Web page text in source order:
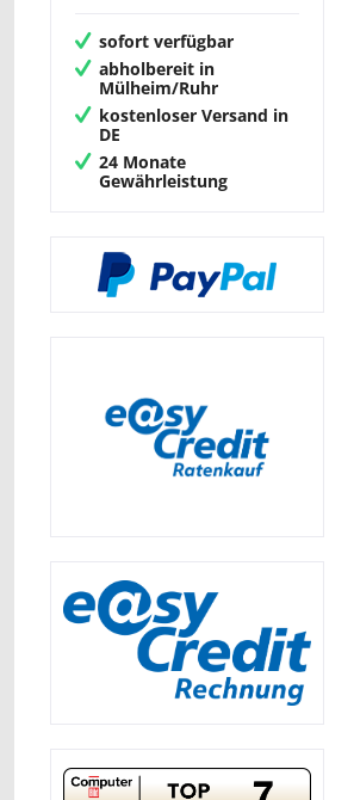
sofort verfügbar
abholbereit in
Mülheim/Ruhr
kostenloser Versand in
DE
24 Monate
Gewährleistung